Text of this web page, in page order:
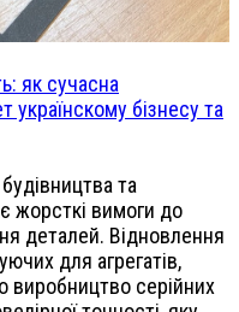
як сучасна
бізнесу та
та
жорсткі вимоги до
деталей. Відновлення
для агрегатів,
виробництво серійних